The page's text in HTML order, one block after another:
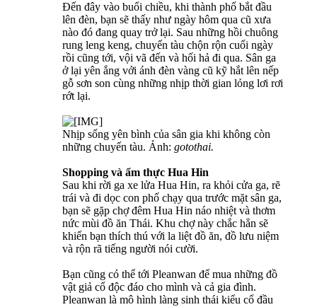
Đến đây vào buổi chiều, khi thành phố bắt đầu
lên đèn, bạn sẽ thấy như ngày hôm qua cũ xưa
nào đó đang quay trở lại. Sau những hồi chuông
rung leng keng, chuyến tàu chộn rộn cuối ngày
rồi cũng tới, vội vã đến và hối hả đi qua. Sân ga
ở lại yên ắng với ánh đèn vàng cũ kỹ hắt lên nếp
gỗ sơn son cùng những nhịp thời gian lỏng lơi rơi
rớt lại.
Nhịp sống yên bình của sân gia khi không còn
những chuyến tàu. Ảnh: gotothai.
Shopping và ẩm thực Hua Hin
Sau khi rời ga xe lửa Hua Hin, ra khỏi cửa ga, rẽ
trái và đi dọc con phố chạy qua trước mặt sân ga,
bạn sẽ gặp chợ đêm Hua Hin náo nhiệt và thơm
nức mùi đồ ăn Thái. Khu chợ này chắc hẳn sẽ
khiến bạn thích thú với la liệt đồ ăn, đồ lưu niệm
và rộn rã tiếng người nói cười.
Bạn cũng có thể tới Pleanwan để mua những đồ
vật giả cổ độc đáo cho mình và cả gia đình.
Pleanwan là mô hình làng sinh thái kiểu cổ đầu